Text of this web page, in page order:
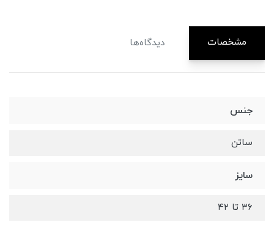
مشخصات دیدگاه‌ها
جنس
ساتن
سایز
۳۶ تا ۴۲